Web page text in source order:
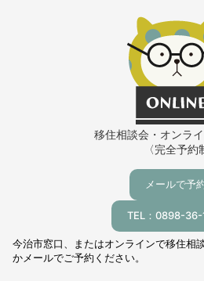
移住相談会・オンラ
〈完全予約
メールで予
TEL：0898-36-
今治市窓口、またはオンラインで移住相
かメールでご予約ください。